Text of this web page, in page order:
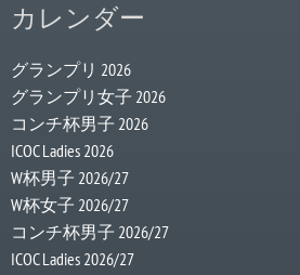
カレンダー
グランプリ 2026
グランプリ女子 2026
コンチ杯男子 2026
ICOC Ladies 2026
W杯男子 2026/27
W杯女子 2026/27
コンチ杯男子 2026/27
ICOC Ladies 2026/27